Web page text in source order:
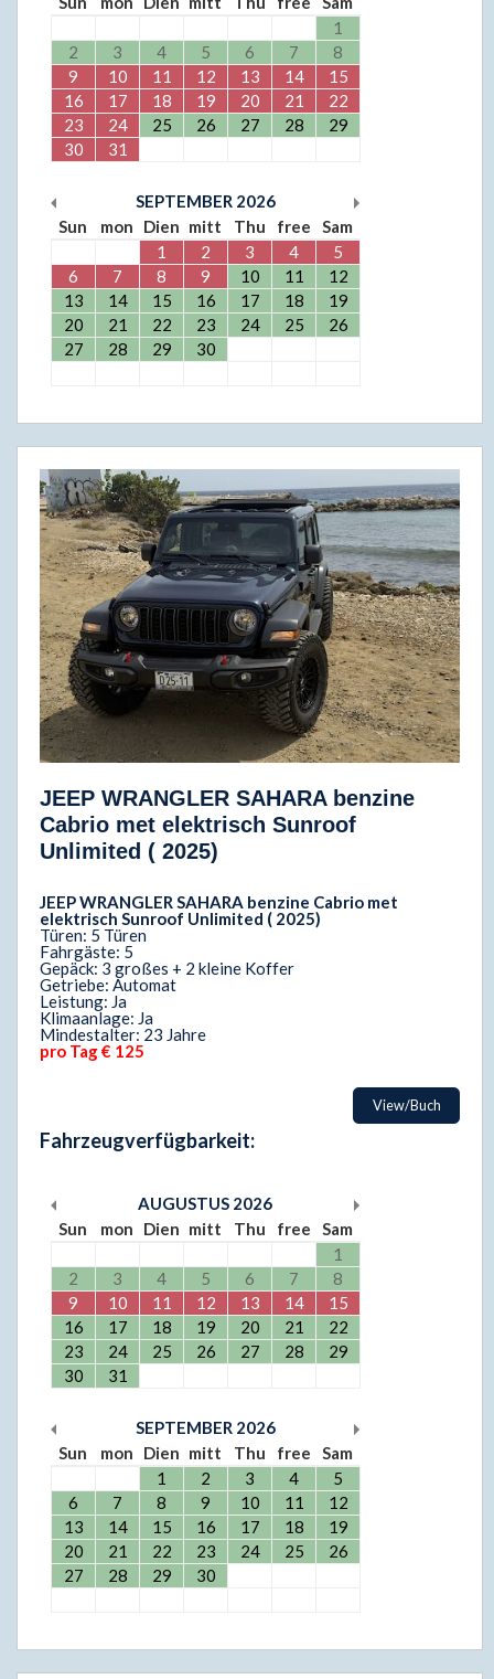
1
2
3 4 5 6 7
8
9
10 11 12 13 14
15
16
17 18 19 20 21
22
23
24 25 26 27 28
29
30
31
SEPTEMBER 2026
Sun
mon Dien mitt Thu free
Sam
1
2 3 4
5
6
7 8 9 10 11
12
13
14 15 16 17 18
19
20
21 22 23 24 25
26
27
28 29 30
JEEP WRANGLER SAHARA benzine
Cabrio met elektrisch Sunroof
Unlimited ( 2025)
JEEP WRANGLER SAHARA benzine Cabrio met
elektrisch Sunroof Unlimited ( 2025)
Türen: 5 Türen
Fahrgäste: 5
Gepäck: 3 großes + 2 kleine Koffer
Getriebe: Automat
Leistung: Ja
Klimaanlage: Ja
Mindestalter: 23 Jahre
pro Tag € 125
View/Buch
Fahrzeugverfügbarkeit:
AUGUSTUS 2026
Sun
mon Dien mitt Thu free
Sam
1
2
3 4 5 6 7
8
9
10 11 12 13 14
15
16
17 18 19 20 21
22
23
24 25 26 27 28
29
30
31
SEPTEMBER 2026
Sun
mon Dien mitt Thu free
Sam
1
2 3 4
5
6
7 8 9 10 11
12
13
14 15 16 17 18
19
20
21 22 23 24 25
26
27
28 29 30